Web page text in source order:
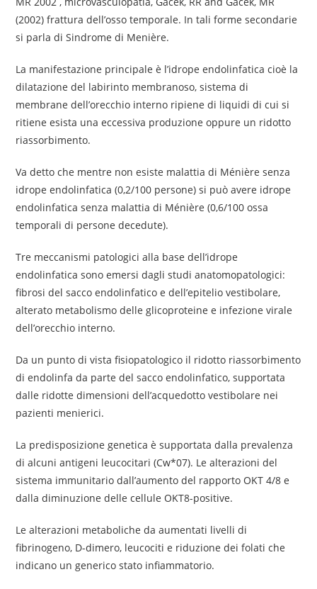
(2002) frattura dell’osso temporale. In tali forme secondarie
si parla di Sindrome di Menière.
La manifestazione principale è l’idrope endolinfatica cioè la
dilatazione del labirinto membranoso, sistema di
membrane dell’orecchio interno ripiene di liquidi di cui si
ritiene esista una eccessiva produzione oppure un ridotto
riassorbimento.
Va detto che mentre non esiste malattia di Ménière senza
idrope endolinfatica (0,2/100 persone) si può avere idrope
endolinfatica senza malattia di Ménière (0,6/100 ossa
temporali di persone decedute).
Tre meccanismi patologici alla base dell’idrope
endolinfatica sono emersi dagli studi anatomopatologici:
fibrosi del sacco endolinfatico e dell’epitelio vestibolare,
alterato metabolismo delle glicoproteine e infezione virale
dell’orecchio interno.
Da un punto di vista fisiopatologico il ridotto riassorbimento
di endolinfa da parte del sacco endolinfatico, supportata
dalle ridotte dimensioni dell’acquedotto vestibolare nei
pazienti menierici.
La predisposizione genetica è supportata dalla prevalenza
di alcuni antigeni leucocitari (Cw*07). Le alterazioni del
sistema immunitario dall’aumento del rapporto OKT 4/8 e
dalla diminuzione delle cellule OKT8-positive.
Le alterazioni metaboliche da aumentati livelli di
fibrinogeno, D-dimero, leucociti e riduzione dei folati che
indicano un generico stato infiammatorio.